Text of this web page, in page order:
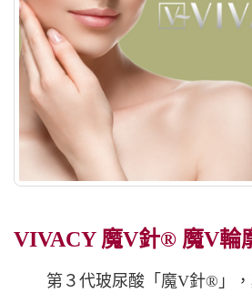
VIVACY 魔V針® 魔V輪
第３代玻尿酸「魔V針®」，